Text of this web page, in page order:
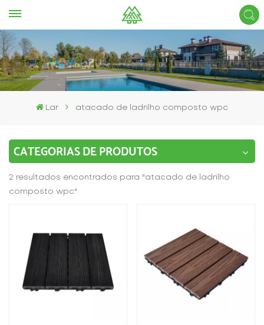
Lar atacado de ladrilho composto wpc
CATEGORIAS DE PRODUTOS
2 resultados encontrados para "atacado de ladrilho
composto wpc"